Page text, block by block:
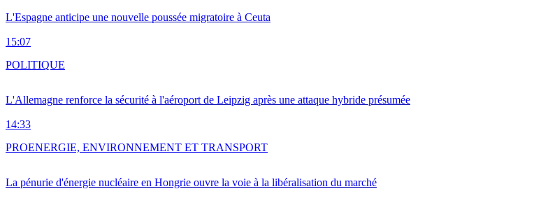
L'Espagne anticipe une nouvelle poussée migratoire à Ceuta
15:07
L'Allemagne renforce la sécurité à l'aéroport de Leipzig après une attaque hybride présumée
14:33
POLITIQUE
La pénurie d'énergie nucléaire en Hongrie ouvre la voie à la libéralisation du marché
PROENERGIE, ENVIRONNEMENT ET TRANSPORT